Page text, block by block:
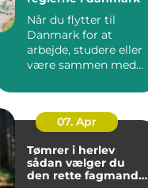
Når du flytter til
Danmark for at
arbejde, studere eller
være sammen med
hurti...
07. Apr
Tømrer i herlev
sådan vælger du
den rette fagmand